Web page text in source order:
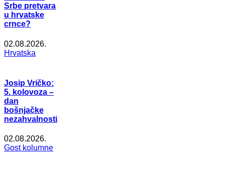
Srbe pretvara
u hrvatske
crnce?
02.08.2026.
Hrvatska
Josip Vričko:
5. kolovoza –
dan
bošnjačke
nezahvalnosti
02.08.2026.
Gost kolumne